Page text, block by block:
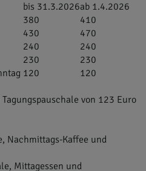
bis 31.3.2026ab 1.4.2026
380
410
430
470
240
240
230
230
120 120
von 123 Euro
Nachmittags-Kaffee und
Mittagessen und